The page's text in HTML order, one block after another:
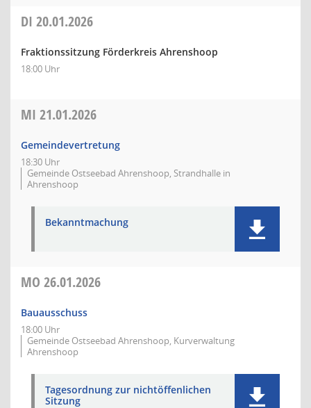
DI 20.01.2026
Fraktionssitzung Förderkreis Ahrenshoop
18:00 Uhr
MI 21.01.2026
Gemeindevertretung
18:30 Uhr
Gemeinde Ostseebad Ahrenshoop, Strandhalle in
Ahrenshoop
Bekanntmachung
MO 26.01.2026
Bauausschuss
18:00 Uhr
Gemeinde Ostseebad Ahrenshoop, Kurverwaltung
Ahrenshoop
Tagesordnung zur nichtöffenlichen
Sitzung